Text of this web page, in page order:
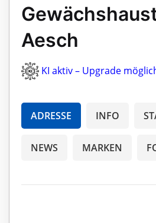
Aesch
KI aktiv – Upgrade
ADRESSE INFO
NEWS MARKEN